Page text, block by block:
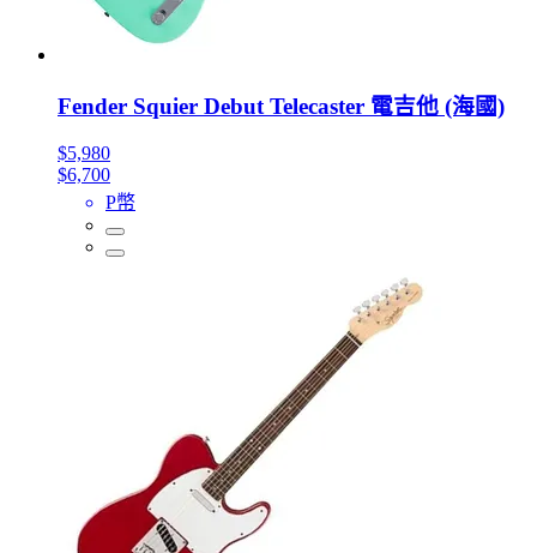
Fender Squier Debut Telecaster 電吉他 (海國)
$5,980
$6,700
P幣